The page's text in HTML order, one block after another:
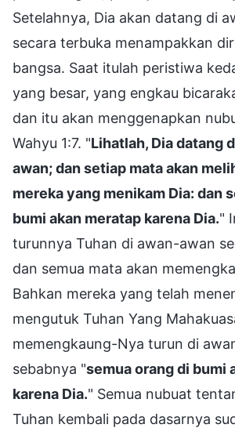
Setelahnya, Dia akan datang di
secara terbuka menampakkan
bangsa. Saat itulah peristiwa
yang besar, yang engkau
dan itu akan menggenapkan
Wahyu 1:7. "Lihatlah, Dia datang
awan; dan setiap mata akan
mereka yang menikam Dia: dan
bumi akan meratap karena Dia."
turunnya Tuhan di awan-awan
dan semua mata akan
Bahkan mereka yang telah
mengutuk Tuhan Yang
memengkaung-Nya turun di
sebabnya "semua orang di bumi
karena Dia." Semua nubuat
Tuhan kembali pada dasarnya